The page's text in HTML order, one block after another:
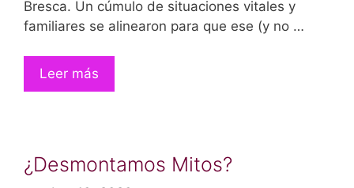
Bresca. Un cúmulo de situaciones vitales y
familiares se alinearon para que ese (y no …
Leer más
¿Desmontamos Mitos?